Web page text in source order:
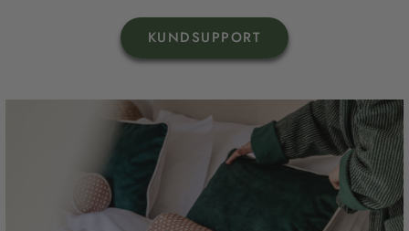
KUNDSUPPORT